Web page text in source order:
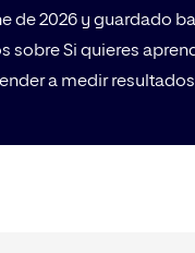
de 2026 y guardado
sobre Si quieres
a medir